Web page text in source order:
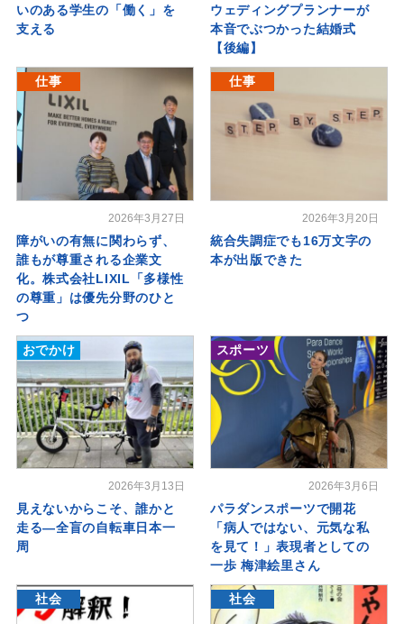
いのある学生の「働く」を
支える
ウェディングプランナーが
本音でぶつかった結婚式
【後編】
仕事
2026年3月27日
障がいの有無に関わらず、
誰もが尊重される企業文
化。株式会社LIXIL「多様性
の尊重」は優先分野のひと
つ
仕事
2026年3月20日
統合失調症でも16万文字の
本が出版できた
おでかけ
2026年3月13日
見えないからこそ、誰かと
走る―全盲の自転車日本一
周
スポーツ
2026年3月6日
パラダンスポーツで開花
「病人ではない、元気な私
を見て！」表現者としての
一歩 梅津絵里さん
社会 社会